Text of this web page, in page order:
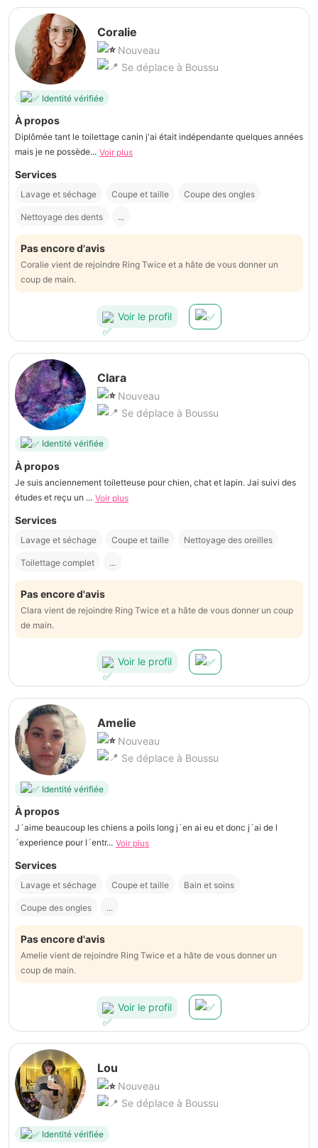
Coralie
Nouveau
Se déplace à Boussu
Identité vérifiée
À propos
Diplômée tant le toilettage canin j'ai était indépendante quelques années
mais je ne possède... Voir plus
Services
Lavage et séchage Coupe et taille Coupe des ongles
Nettoyage des dents ...
Pas encore d'avis
Coralie vient de rejoindre Ring Twice et a hâte de vous donner un
coup de main.
Voir le profil
Clara
Nouveau
Se déplace à Boussu
Identité vérifiée
À propos
Je suis anciennement toiletteuse pour chien, chat et lapin. Jai suivi des
études et reçu un ... Voir plus
Services
Lavage et séchage Coupe et taille Nettoyage des oreilles
Toilettage complet ...
Pas encore d'avis
Clara vient de rejoindre Ring Twice et a hâte de vous donner un coup
de main.
Voir le profil
Amelie
Nouveau
Se déplace à Boussu
Identité vérifiée
À propos
J´aime beaucoup les chiens a poils long j´en ai eu et donc j´ai de l
´experience pour l´entr... Voir plus
Services
Lavage et séchage Coupe et taille Bain et soins
Coupe des ongles ...
Pas encore d'avis
Amelie vient de rejoindre Ring Twice et a hâte de vous donner un
coup de main.
Voir le profil
Lou
Nouveau
Se déplace à Boussu
Identité vérifiée